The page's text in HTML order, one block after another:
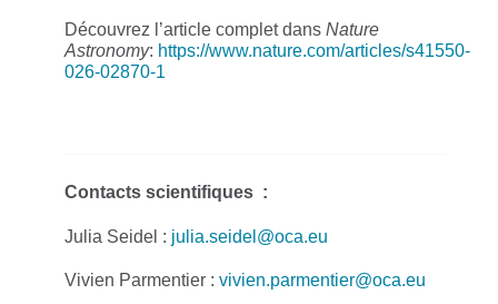
Découvrez l’article complet dans Nature
Astronomy: https://www.nature.com/articles/s41550-
026-02870-1
Contacts scientifiques :
Julia Seidel : julia.seidel@oca.eu
Vivien Parmentier : vivien.parmentier@oca.eu